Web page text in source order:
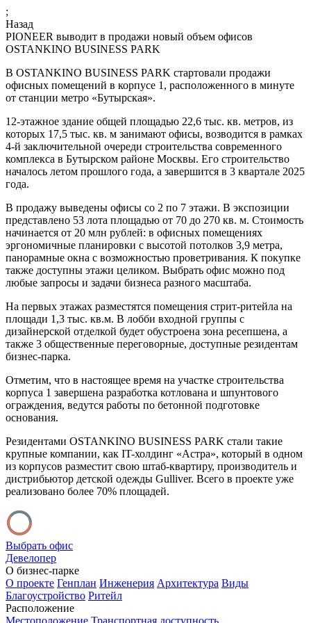
;
Назад
PIONEER выводит в продажи новый объем офисов
OSTANKINO BUSINESS PARK
В OSTANKINO BUSINESS PARK стартовали продажи
офисных помещений в корпусе 1, расположенного в минуте
от станции метро «Бутырская».
12-этажное здание общей площадью 22,6 тыс. кв. метров, из
которых 17,5 тыс. кв. м занимают офисы, возводится в рамках
4-й заключительной очереди строительства современного
комплекса в Бутырском районе Москвы. Его строительство
началось летом прошлого года, а завершится в 3 квартале 2025
года.
В продажу выведены офисы со 2 по 7 этажи. В экспозиции
представлено 53 лота площадью от 70 до 270 кв. м. Стоимость
начинается от 20 млн рублей: в офисных помещениях
эргономичные планировки с высотой потолков 3,9 метра,
панорамные окна с возможностью проветривания. К покупке
также доступны этажи целиком. Выбрать офис можно под
любые запросы и задачи бизнеса разного масштаба.
На первых этажах разместятся помещения стрит-ритейла на
площади 1,3 тыс. кв.м. В лобби входной группы с
дизайнерской отделкой будет обустроена зона ресепшена, а
также 3 общественные переговорные, доступные резидентам
бизнес-парка.
Отметим, что в настоящее время на участке строительства
корпуса 1 завершена разработка котлована и шпунтового
ограждения, ведутся работы по бетонной подготовке
основания.
Резидентами OSTANKINO BUSINESS PARK стали такие
крупные компании, как IT-холдинг «Астра», который в одном
из корпусов разместит свою штаб-квартиру, производитель и
дистрибьютор детской одежды Gulliver. Всего в проекте уже
реализовано более 70% площадей.
Выбрать офис
Девелопер
О бизнес-парке
О проекте Генплан Инженерия Архитектура Виды
Благоустройство Ритейл
Расположение
Местоположение Транспортная доступность